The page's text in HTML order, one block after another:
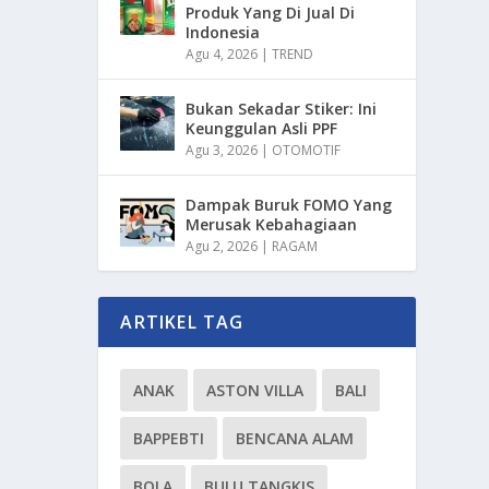
Produk Yang Di Jual Di
Indonesia
Agu 4, 2026 |TREND
Bukan Sekadar Stiker: Ini
Keunggulan Asli PPF
Agu 3, 2026 | OTOMOTIF
Dampak Buruk FOMO Yang
Merusak Kebahagiaan
Agu 2, 2026 | RAGAM
ARTIKEL TAG
ANAK ASTON VILLA BALI
BAPPEBTI BENCANA ALAM